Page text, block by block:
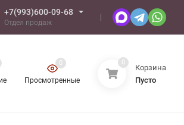
+7(993)600-09-68
Отдел продаж
Просмотренные
0 0
Корзина
Пусто